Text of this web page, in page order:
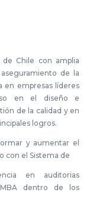
de Chile con amplia
de la
en empresas líderes
en el diseño e
de la calidad y en
logros.
y aumentar el
con el Sistema de
en auditorias
dentro de los